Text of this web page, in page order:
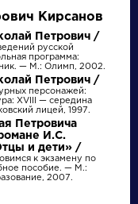
Розенталь Д.Э.
Практическая
стилистика
русского языка. М.:
Высшая школа...
Кирсанов
Петрович /
русской
программа:
— М.: Олимп, 2002.
Петрович /
персонажей:
XVIII — середина
лицей, 1997.
Петровича
И.С.
и дети» /
к экзамену по
пособие. — М.:
2007.